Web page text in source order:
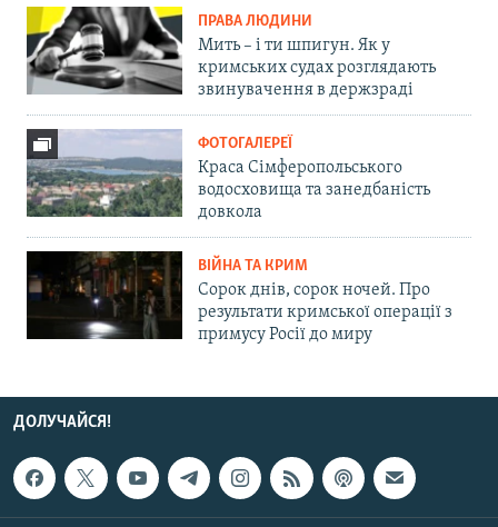
ПРАВА ЛЮДИНИ
Мить – і ти шпигун. Як у
кримських судах розглядають
звинувачення в держзраді
ФОТОГАЛЕРЕЇ
Краса Сімферопольського
водосховища та занедбаність
довкола
ВІЙНА ТА КРИМ
Сорок днів, сорок ночей. Про
результати кримської операції з
примусу Росії до миру
ДОЛУЧАЙСЯ!